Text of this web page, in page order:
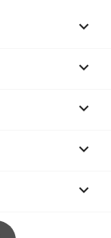



keyboard_arrow_down
